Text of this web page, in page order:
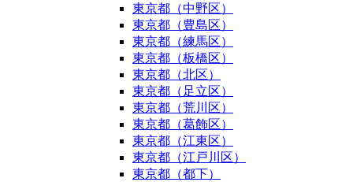
東京都（中野区）
東京都（豊島区）
東京都（練馬区）
東京都（板橋区）
東京都（北区）
東京都（足立区）
東京都（荒川区）
東京都（葛飾区）
東京都（江東区）
東京都（江戸川区）
東京都（都下）